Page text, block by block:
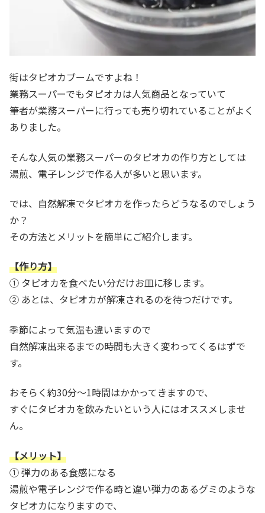
街はタピオカブームですよね！
業務スーパーでもタピオカは人気商品となっていて
筆者が業務スーパーに行っても売り切れていることがよく
ありました。
そんな人気の業務スーパーのタピオカの作り方としては
湯煎、電子レンジで作る人が多いと思います。
では、自然解凍でタピオカを作ったらどうなるのでしょう
か？
その方法とメリットを簡単にご紹介します。
【作り方】
① タピオカを食べたい分だけお皿に移します。
② あとは、タピオカが解凍されるのを待つだけです。
季節によって気温も違いますので
自然解凍出来るまでの時間も大きく変わってくるはずで
す。
おそらく約30分～1時間はかかってきますので、
すぐにタピオカを飲みたいという人にはオススメしませ
ん。
【メリット】
① 弾力のある食感になる
湯煎や電子レンジで作る時と違い弾力のあるグミのような
タピオカになりますので、